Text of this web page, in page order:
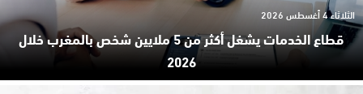
قطاع الخدمات يشغل أكثر من 5 ملايين شخص بالمغرب خلال
2026
الثلاثاء 4 أغسطس 2026